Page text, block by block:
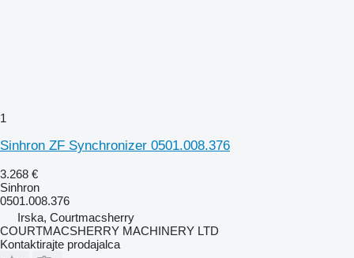
1
Sinhron ZF Synchronizer 0501.008.376
3.268 €
Sinhron
0501.008.376
Irska, Courtmacsherry
COURTMACSHERRY MACHINERY LTD
Kontaktirajte prodajalca